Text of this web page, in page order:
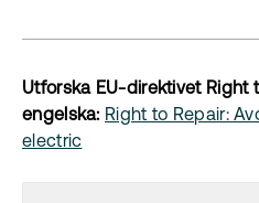
Utforska EU-direktivet Right
engelska: Right to Repair:
electric